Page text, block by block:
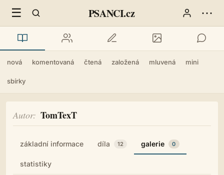
☰ PSANCI.cz ⋯
nová komentovaná čtená založená mluvená mini
sbírky
Autor TomTexT
základní informace díla 12 galerie 0
statistiky